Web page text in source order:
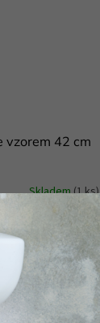
vzorem 42 cm
Skladem(1 ks)
originálních
na dorty. Válek